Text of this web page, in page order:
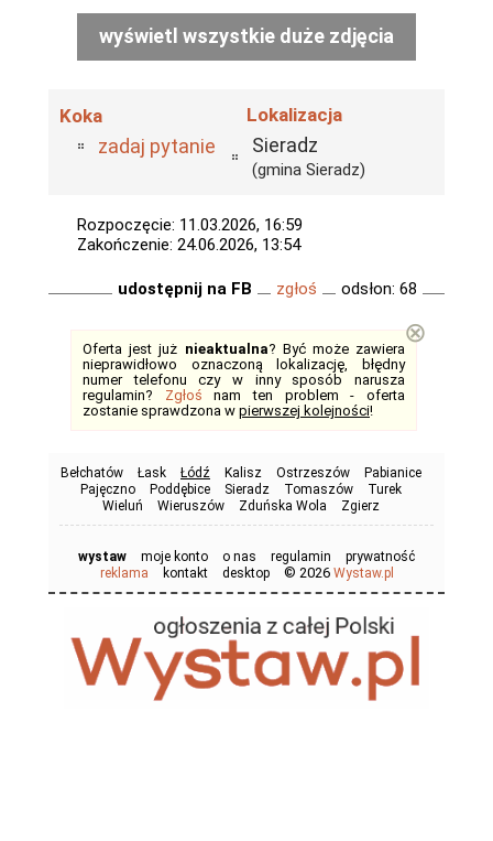
wyświetl wszystkie duże zdjęcia
Koka
zadaj pytanie
Lokalizacja
Sieradz
(gmina Sieradz)
Rozpoczęcie: 11.03.2026, 16:59
Zakończenie: 24.06.2026, 13:54
udostępnij na FB zgłoś odsłon: 68
Oferta jest już nieaktualna? Być może zawiera
nieprawidłowo oznaczoną lokalizację, błędny
numer telefonu czy w inny sposób narusza
regulamin? Zgłoś nam ten problem - oferta
zostanie sprawdzona w pierwszej kolejności!
⊗
Bełchatów Łask Łódź Kalisz Ostrzeszów
Pabianice
Pajęczno
Poddębice Sieradz Tomaszów
Turek
Wieluń
Wieruszów Zduńska Wola Zgierz
wystaw moje konto o nas regulamin
prywatność
reklama
kontakt desktop © 2026 Wystaw.pl